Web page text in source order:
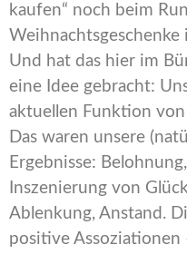
kaufen“ noch beim
Und hat das hier im
eine Idee gebracht:
aktuellen Funktion
Das waren unsere
Ergebnisse:
Inszenierung von
Ablenkung, Anstand.
positive Assoziationen